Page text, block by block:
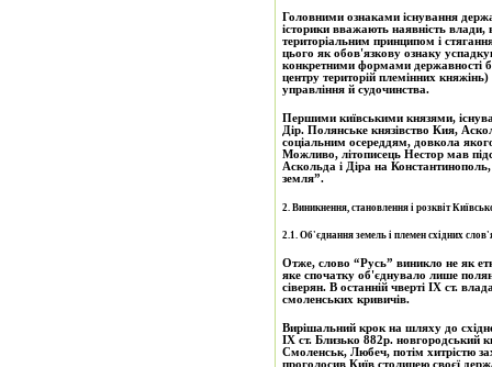
Головними ознаками існування
історики вважають наявність влади,
територіальним принципом і
цього як обов'язкову ознаку
конкретними формами державності
центру територій племінних
управління й судочинства.
Першими київськими князями,
Дір. Полянське князівство Кия,
соціальним осереддям, довкола
Можливо, літописець Нестор мав
Аскольда і Діра на Константинополь, відзначити,
земля”.
2. Виникнення, становлення і розквіт
2.1. Об'єднання земель і племен східних
Отже, слово “Русь” виникло не як
яке спочатку об'єднувало лише
сіверян. В останній чверті ІХ ст.
смоленських кривичів.
Вирішальний крок на шляху до
ІХ ст. Близько 882р. новгородський
Смоленськ, Любеч, потім хитрістю
проголосив Київ столицею своєї